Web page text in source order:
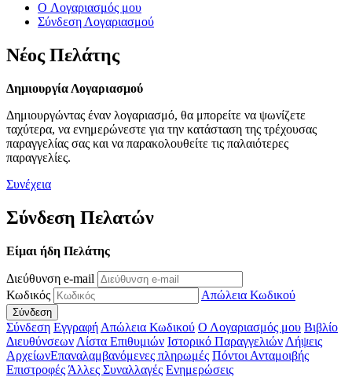
O Λογαριασμός μου
Σύνδεση Λογαριασμού
Νέος Πελάτης
Δημιουργία Λογαριασμού
Δημιουργώντας έναν λογαριασμό, θα μπορείτε να ψωνίζετε
ταχύτερα, να ενημερώνεστε για την κατάσταση της τρέχουσας
παραγγελίας σας και να παρακολουθείτε τις παλαιότερες
παραγγελίες.
Συνέχεια
Σύνδεση Πελατών
Είμαι ήδη Πελάτης
Διεύθυνση e-mail
Κωδικός
Απώλεια Κωδικού
Σύνδεση Εγγραφή Απώλεια Κωδικού Ο Λογαριασμός μου Βιβλίο
Διευθύνσεων Λίστα Επιθυμιών Ιστορικό Παραγγελιών Λήψεις
ΑρχείωνΕπαναλαμβανόμενες πληρωμές Πόντοι Ανταμοιβής
Επιστροφές Άλλες Συναλλαγές Ενημερώσεις